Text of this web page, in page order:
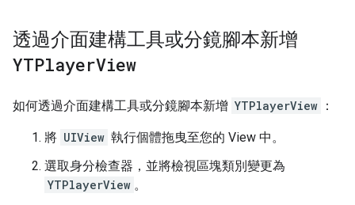
透過介面建構工具或分鏡腳本新增
YTPlayerView
如何透過介面建構工具或分鏡腳本新增 YTPlayerView ：
將 UIView 執行個體拖曳至您的 View 中。
選取身分檢查器，並將檢視區塊類別變更為
YTPlayerView 。